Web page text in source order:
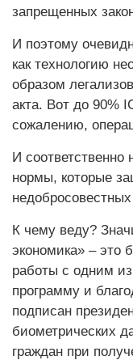
запрещенных
И поэтому
как технологию
образом
акта. Вот до 90%
сожалению,
И соответственно
нормы, которые
К чему веду?
экономика» – это
работы с одним
программу и
подписан
биометрических
граждан при